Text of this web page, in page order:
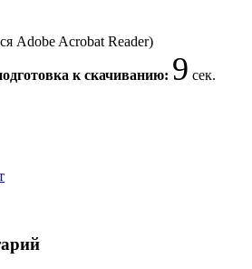
Adobe Acrobat Reader)
к скачиванию: 8 сек.